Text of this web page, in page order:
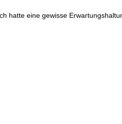
hatte eine gewisse